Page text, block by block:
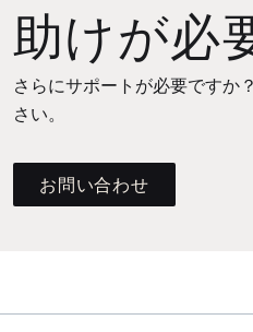
助けが必
さらにサポートが必要ですか
さい。
お問い合わせ